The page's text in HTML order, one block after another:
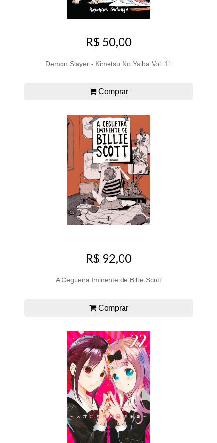
R$ 50,00
Demon Slayer - Kimetsu No Yaiba Vol. 11
Comprar
R$ 92,00
A Cegueira Iminente de Billie Scott
Comprar